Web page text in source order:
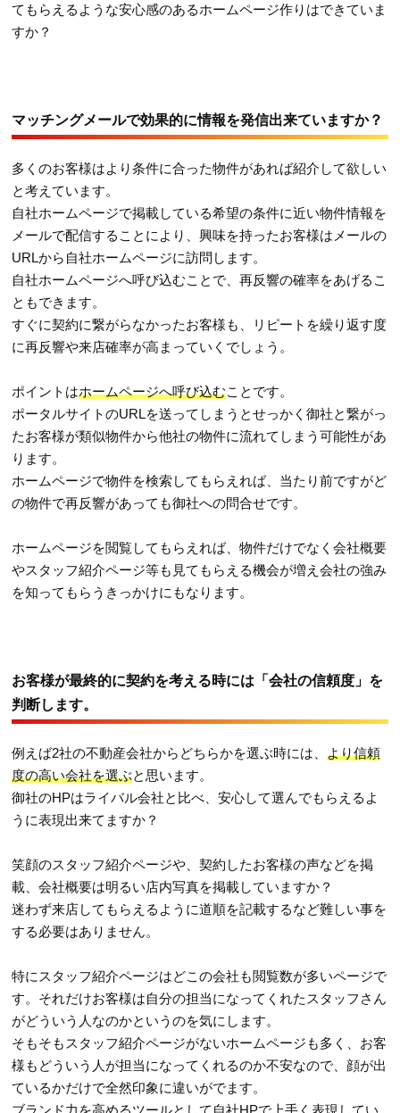
てもらえるような安心感のあるホームページ作りはできていま
すか？
マッチングメールで効果的に情報を発信出来ていますか？
多くのお客様はより条件に合った物件があれば紹介して欲しい
と考えています。
自社ホームページで掲載している希望の条件に近い物件情報を
メールで配信することにより、興味を持ったお客様はメールの
URLから自社ホームページに訪問します。
自社ホームページへ呼び込むことで、再反響の確率をあげるこ
ともできます。
すぐに契約に繋がらなかったお客様も、リピートを繰り返す度
に再反響や来店確率が高まっていくでしょう。
ポイントはホームページへ呼び込むことです。
ポータルサイトのURLを送ってしまうとせっかく御社と繋がっ
たお客様が類似物件から他社の物件に流れてしまう可能性があ
ります。
ホームページで物件を検索してもらえれば、当たり前ですがど
の物件で再反響があっても御社への問合せです。
ホームページを閲覧してもらえれば、物件だけでなく会社概要
やスタッフ紹介ページ等も見てもらえる機会が増え会社の強み
を知ってもらうきっかけにもなります。
お客様が最終的に契約を考える時には「会社の信頼度」を
判断します。
例えば2社の不動産会社からどちらかを選ぶ時には、より信頼
度の高い会社を選ぶと思います。
御社のHPはライバル会社と比べ、安心して選んでもらえるよ
うに表現出来てますか？
笑顔のスタッフ紹介ページや、契約したお客様の声などを掲
載、会社概要は明るい店内写真を掲載していますか？
迷わず来店してもらえるように道順を記載するなど難しい事を
する必要はありません。
特にスタッフ紹介ページはどこの会社も閲覧数が多いページで
す。それだけお客様は自分の担当になってくれたスタッフさん
がどういう人なのかというのを気にします。
そもそもスタッフ紹介ページがないホームページも多く、お客
様もどういう人が担当になってくれるのか不安なので、顔が出
ているかだけで全然印象に違いがでます。
ブランド力を高めるツールとして自社HPで上手く表現してい